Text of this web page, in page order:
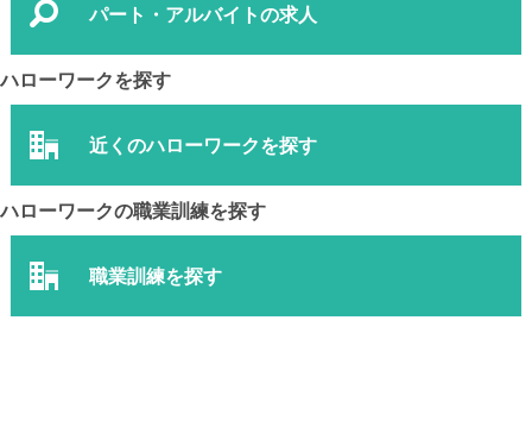
パート・アルバイトの求人
ハローワークを探す
近くのハローワークを探す
ハローワークの職業訓練を探す
職業訓練を探す